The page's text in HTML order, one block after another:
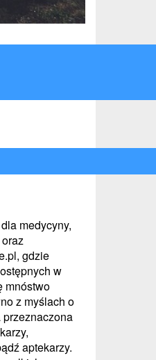
medycyny,
gdzie
w
mnóstwo
z myślach o
aptekarzy.